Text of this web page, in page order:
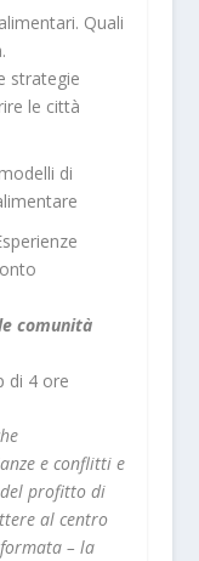
Quali
strategie
le città
di
comunità
di 4 ore
e conflitti e
profitto di
al centro
– la